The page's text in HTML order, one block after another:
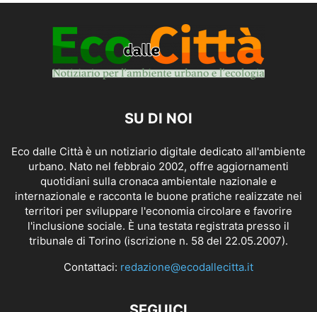
SU DI NOI
Eco dalle Città è un notiziario digitale dedicato all'ambiente
urbano. Nato nel febbraio 2002, offre aggiornamenti
quotidiani sulla cronaca ambientale nazionale e
internazionale e racconta le buone pratiche realizzate nei
territori per sviluppare l'economia circolare e favorire
l'inclusione sociale. È una testata registrata presso il
tribunale di Torino (iscrizione n. 58 del 22.05.2007).
Contattaci: redazione@ecodallecitta.it